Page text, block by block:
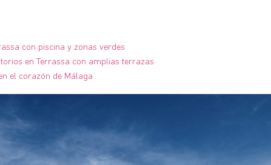
con piscina y zonas verdes
en Terrassa con amplias terrazas
el corazón de Málaga